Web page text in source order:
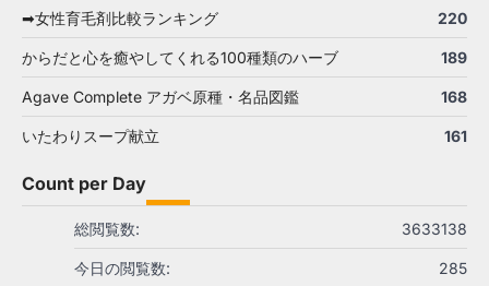
➡女性育毛剤比較ランキング 220
からだと心を癒やしてくれる100種類のハーブ 189
Agave Complete アガベ原種・名品図鑑 168
いたわりスープ献立 161
Count per Day
3633138
総閲覧数:
285
今日の閲覧数: